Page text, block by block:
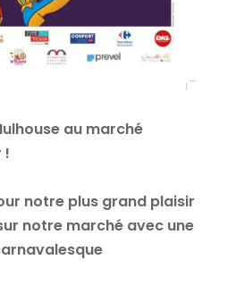
au marché
!
notre plus grand plaisir
notre marché avec une